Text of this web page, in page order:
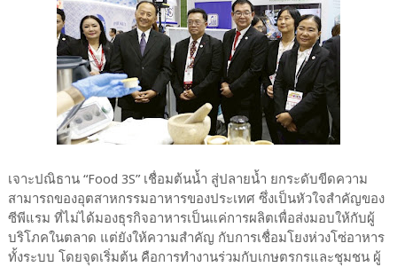
เจาะปณิธาน “Food 3S” เชื่อมต้นน้ำ สู่ปลายน้ำ ยกระดับขีดความ
สามารถของอุตสาหกรรมอาหารของประเทศ ซึ่งเป็นหัวใจสำคัญของ
ซีพีแรม ที่ไม่ได้มองธุรกิจอาหารเป็นแค่การผลิตเพื่อส่งมอบให้กับผู้
บริโภคในตลาด แต่ยังให้ความสำคัญ กับการเชื่อมโยงห่วงโซ่อาหาร
ทั้งระบบ โดยจุดเริ่มต้น คือการทำงานร่วมกับเกษตรกรและชุมชน ผู้